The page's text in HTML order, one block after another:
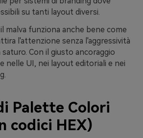
su tanti layout diversi.
malva funziona anche bene come
l'attenzione senza l'aggressività
Con il giusto ancoraggio
nelle UI, nei layout editoriali e nei
Palette Colori
codici HEX)